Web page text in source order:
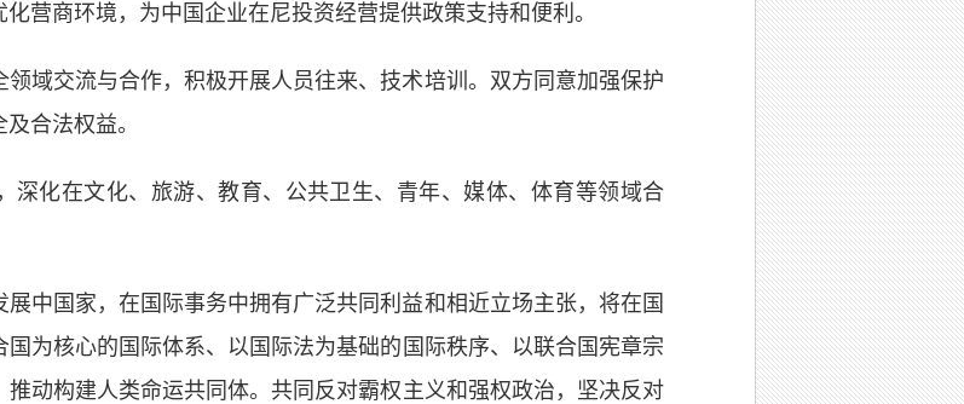
营商环境，为中国企业在尼投资经营提供政策支持和便利。
域交流与合作，积极开展人员往来、技术培训。双方同意加强保护
合法权益。
深化在文化、旅游、教育、公共卫生、青年、媒体、体育等领域合
中国家，在国际事务中拥有广泛共同利益和相近立场主张，将在国
为核心的国际体系、以国际法为基础的国际秩序、以联合国宪章宗
动构建人类命运共同体。共同反对霸权主义和强权政治，坚决反对